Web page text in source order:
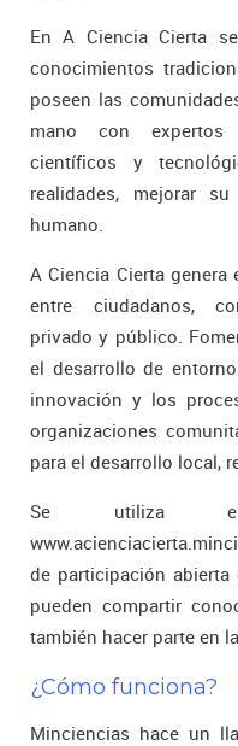
En A Ciencia Cierta
conocimientos
poseen las
mano con expertos
científicos y
realidades, mejorar
humano.
A Ciencia Cierta
entre ciudadanos,
privado y público.
el desarrollo de
innovación y los
organizaciones
para el desarrollo local,
Se utiliza el
de participación
pueden compartir
también hacer parte en
¿Cómo funciona?
Minciencias hace un